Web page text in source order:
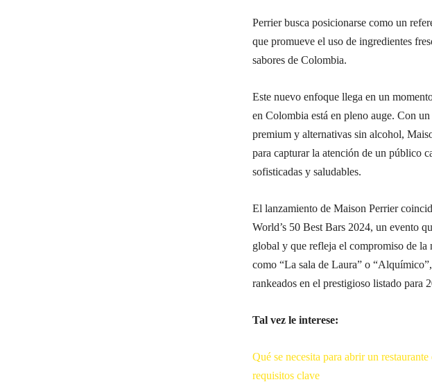
Perrier busca posicionarse como un
que promueve el uso de ingredientes
sabores de Colombia.
Este nuevo enfoque llega en un
en Colombia está en pleno auge. Con
premium y alternativas sin alcohol,
para capturar la atención de un público
sofisticadas y saludables.
El lanzamiento de Maison Perrier
World’s 50 Best Bars 2024, un evento
global y que refleja el compromiso de la
como “La sala de Laura” o
rankeados en el prestigioso listado para
Tal vez le interese:
Qué se necesita para abrir un
requisitos clave